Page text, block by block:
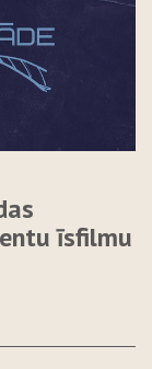
īsfilmu